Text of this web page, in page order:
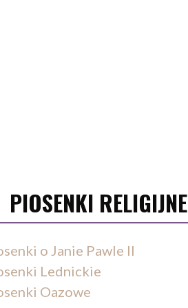
PIOSENKI RELIGIJNE
o Janie Pawle II
Lednickie
Oazowe